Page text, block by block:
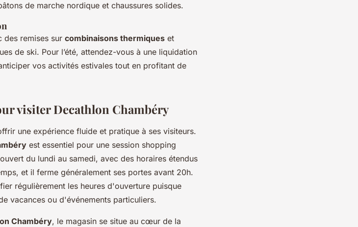
de marche nordique et chaussures solides.
des remises sur combinaisons thermiques et
de ski. Pour l’été, attendez-vous à une liquidation
vos activités estivales tout en profitant de
visiter Decathlon Chambéry
une expérience fluide et pratique à ses visiteurs.
est essentiel pour une session shopping
du lundi au samedi, avec des horaires étendus
et il ferme généralement ses portes avant 20h.
régulièrement les heures d'ouverture puisque
vacances ou d'événements particuliers.
Chambéry, le magasin se situe au cœur de la